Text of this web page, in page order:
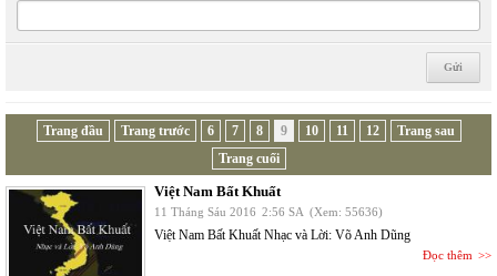
Trang đầu Trang trước 6 7 8 9 10 11 12
Trang sau
Trang cuối
Việt Nam Bất Khuất
11 Tháng Sáu 2016 2:56 SA (Xem: 55636)
Việt Nam Bất Khuất Nhạc và Lời: Võ Anh Dũng
Đọc thêm